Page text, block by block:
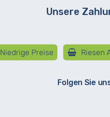
Unsere
Niedrige Preise Riesen
Folgen Sie